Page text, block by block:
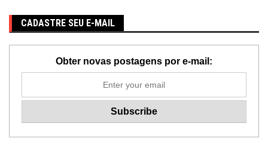
CADASTRE SEU E-MAIL
Obter novas postagens por e-mail: